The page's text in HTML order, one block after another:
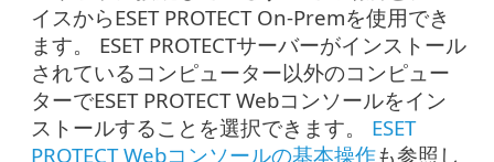
イスからESET PROTECT On-Premを使用でき
ます。 ESET PROTECTサーバーがインストール
されているコンピューター以外のコンピュー
ターでESET PROTECT Webコンソールをイン
ストールすることを選択できます。 ESET
PROTECT Webコンソールの基本操作も参照し